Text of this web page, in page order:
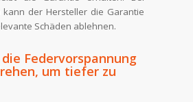
kann der Hersteller die Garantie
Schäden ablehnen.
die Federvorspannung
um tiefer zu